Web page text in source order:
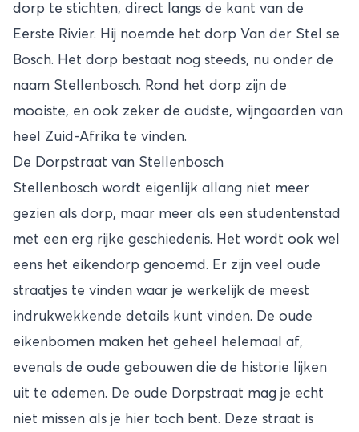
dorp te stichten, direct langs de kant van de
Eerste Rivier. Hij noemde het dorp Van der Stel se
Bosch. Het dorp bestaat nog steeds, nu onder de
naam Stellenbosch. Rond het dorp zijn de
mooiste, en ook zeker de oudste, wijngaarden van
heel Zuid-Afrika te vinden.
De Dorpstraat van Stellenbosch
Stellenbosch wordt eigenlijk allang niet meer
gezien als dorp, maar meer als een studentenstad
met een erg rijke geschiedenis. Het wordt ook wel
eens het eikendorp genoemd. Er zijn veel oude
straatjes te vinden waar je werkelijk de meest
indrukwekkende details kunt vinden. De oude
eikenbomen maken het geheel helemaal af,
evenals de oude gebouwen die de historie lijken
uit te ademen. De oude Dorpstraat mag je echt
niet missen als je hier toch bent. Deze straat is